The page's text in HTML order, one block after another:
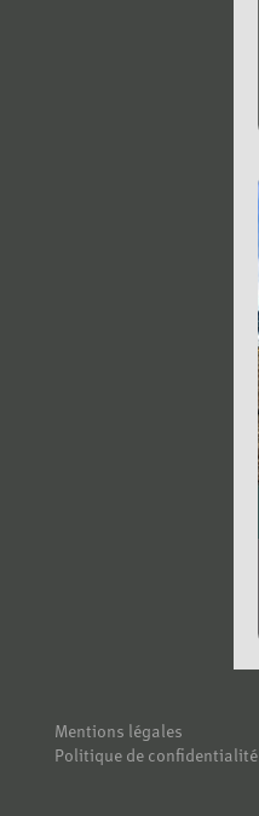
Mentions légales
Politique de confidentialité